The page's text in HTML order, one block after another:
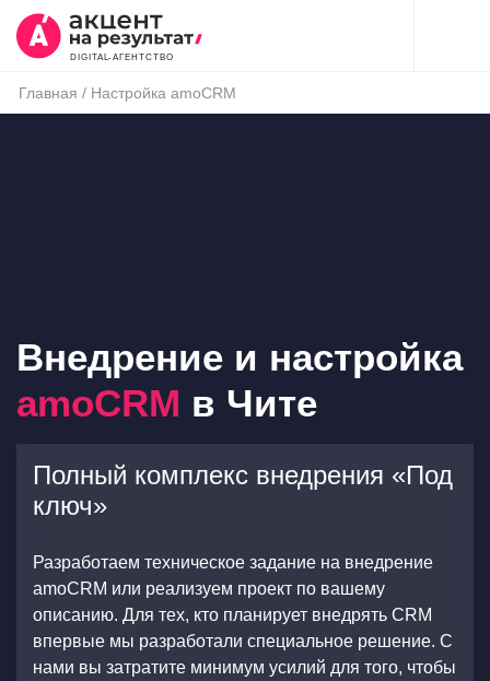
DIGITAL-АГЕНТСТВО
Главная / Настройка amoCRM
Внедрение и настройка
amoCRM в Чите
Полный комплекс внедрения «Под
ключ»
Разработаем техническое задание на внедрение
amoCRM или реализуем проект по вашему
описанию. Для тех, кто планирует внедрять CRM
впервые мы разработали специальное решение. С
нами вы затратите минимум усилий для того, чтобы